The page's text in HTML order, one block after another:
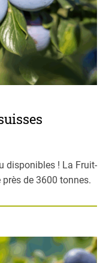
disponibles ! La Fruit-
près de 3600 tonnes.